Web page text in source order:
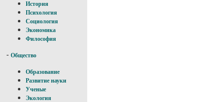
История
Психология
Социология
Экономика
Философия
- Общество
Образование
Развитие науки
Ученые
Экология